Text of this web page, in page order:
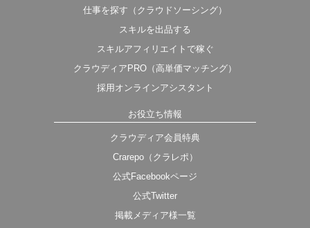
仕事を探す（クラウドソーシング）
スキルを出品する
スキルアフィリエイトで稼ぐ
クラウディアPRO（高単価マッチング）
採用オンラインアシスタント
お役立ち情報
クラウディア会員特典
Crarepo（クラレポ）
公式Facebookページ
公式Twitter
掲載メディア様一覧